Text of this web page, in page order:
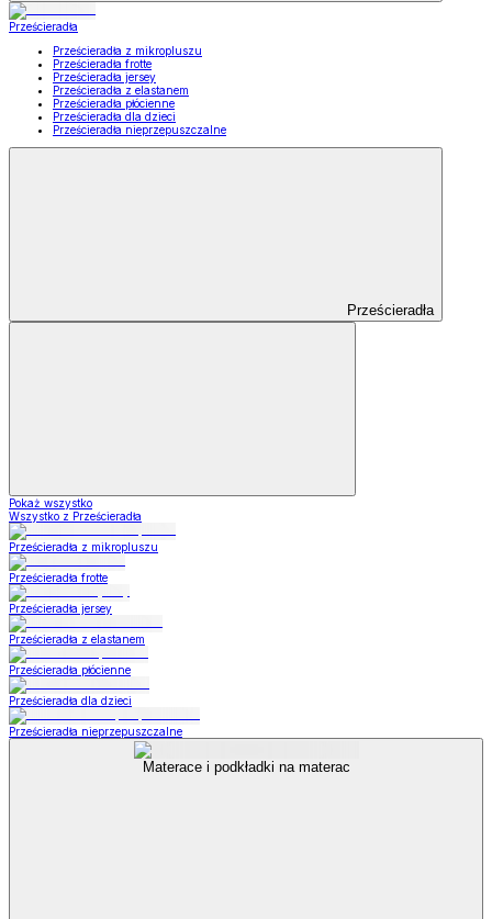
Prześcieradła
Prześcieradła z mikropluszu
Prześcieradła frotte
Prześcieradła jersey
Prześcieradła z elastanem
Prześcieradła płócienne
Prześcieradła dla dzieci
Prześcieradła nieprzepuszczalne
Prześcieradła
Pokaż wszystko
Wszystko z Prześcieradła
Prześcieradła z mikropluszu
Prześcieradła frotte
Prześcieradła jersey
Prześcieradła z elastanem
Prześcieradła płócienne
Prześcieradła dla dzieci
Prześcieradła nieprzepuszczalne
Materace i podkładki na materac